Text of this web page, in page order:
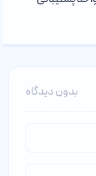
بدون دیدگاه